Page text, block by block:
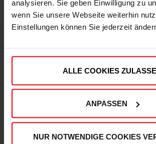
analysieren. Sie geben Einwilligung zu
wenn Sie unsere Webseite weiterhin
Einstellungen können Sie jederzeit
ALLE COOKIES
ANPASSEN
NUR NOTWENDIGE COOKIES